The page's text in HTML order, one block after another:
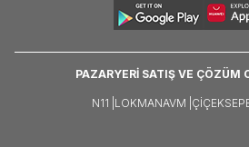
PAZARYERİ SATIŞ VE ÇÖZÜM
N11 | LOKMANAVM |